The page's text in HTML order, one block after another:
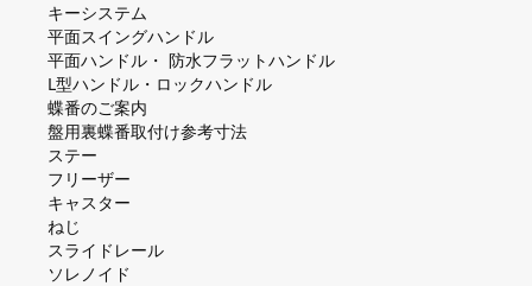
キーシステム
平⾯スイングハンドル
平⾯ハンドル・ 防⽔フラットハンドル
L型ハンドル・ロックハンドル
蝶番のご案内
盤⽤裏蝶番取付け参考⼨法
ステー
フリーザー
キャスター
ねじ
スライドレール
ソレノイド